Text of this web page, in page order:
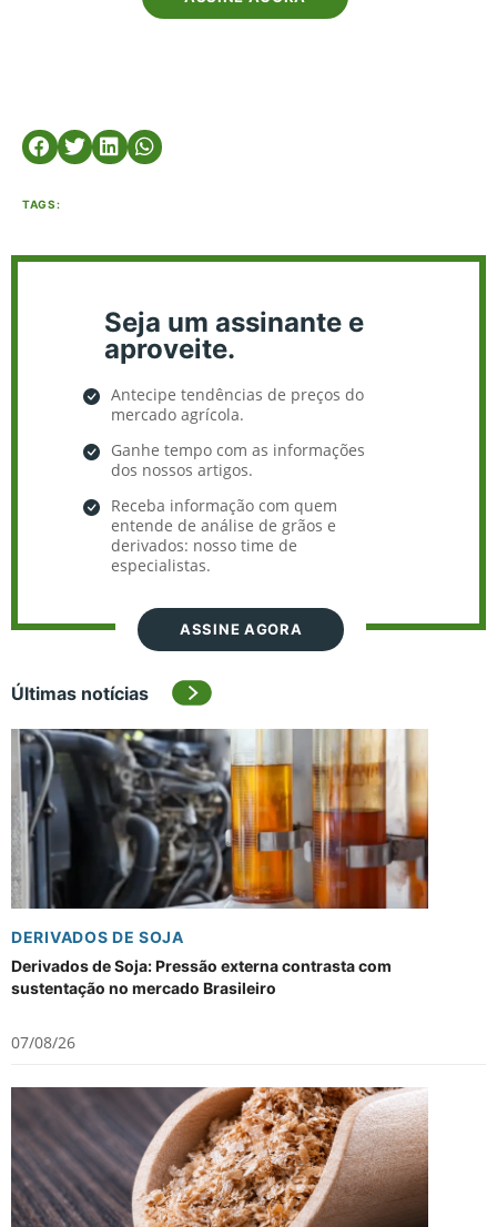
TAGS:
Seja um assinante e
aproveite.
Antecipe tendências de preços do
mercado agrícola.
Ganhe tempo com as informações
dos nossos artigos.
Receba informação com quem
entende de análise de grãos e
derivados: nosso time de
especialistas.
ASSINE AGORA
Últimas notícias
DERIVADOS DE SOJA
Derivados de Soja: Pressão externa contrasta com
sustentação no mercado Brasileiro
07/08/26